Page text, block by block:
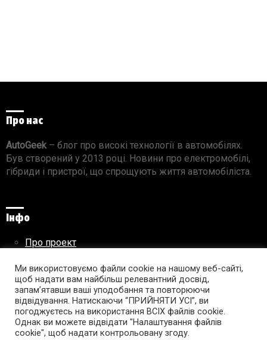
Про нас
AutoGeek– блог про високі технології в автомобілях.
Був створений у 2013 році. Новини про електромобілі,
гібриди і пристрої, що спрощують життя автомобіліста.
Інфо
Про проект
Правила використання матеріалів
Підпишись на AutoGeek!
facebooktwitter instagramyoutube tumblr linkedin
Ми використовуємо файли cookie на нашому веб-сайті,
щоб надати вам найбільш релевантний досвід,
запам’ятавши ваші уподобання та повторюючи
відвідування. Натискаючи “ПРИЙНЯТИ УСІ”, ви
погоджуєтесь на використання ВСІХ файлів cookie.
Однак ви можете відвідати "Налаштування файлів
cookie", щоб надати контрольовану згоду.